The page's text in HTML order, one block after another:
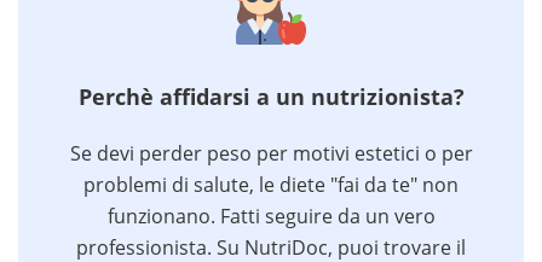
Perchè affidarsi a un nutrizionista?
Se devi perder peso per motivi estetici o per
problemi di salute, le diete "fai da te" non
funzionano. Fatti seguire da un vero
professionista. Su NutriDoc, puoi trovare il